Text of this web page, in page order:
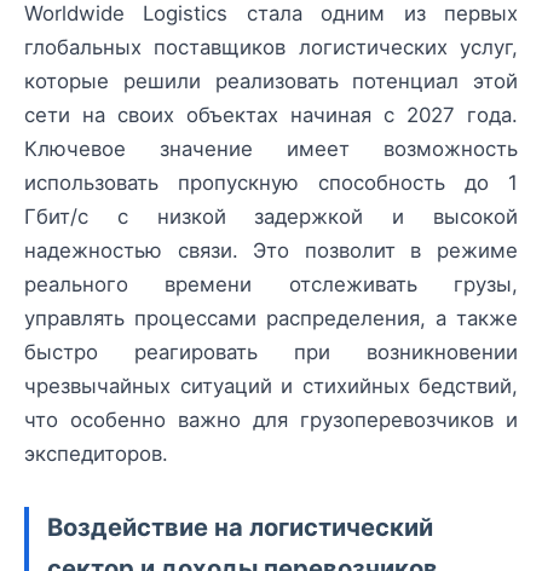
Worldwide Logistics стала одним из первых
глобальных поставщиков логистических услуг,
которые решили реализовать потенциал этой
сети на своих объектах начиная с 2027 года.
Ключевое значение имеет возможность
использовать пропускную способность до 1
Гбит/с с низкой задержкой и высокой
надежностью связи. Это позволит в режиме
реального времени отслеживать грузы,
управлять процессами распределения, а также
быстро реагировать при возникновении
чрезвычайных ситуаций и стихийных бедствий,
что особенно важно для грузоперевозчиков и
экспедиторов.
Воздействие на логистический